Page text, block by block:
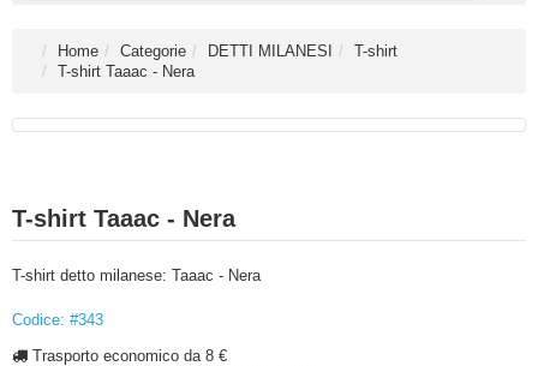
Home Categorie DETTI MILANESI
T-shirt
T-shirt Taaac - Nera
T-shirt Taaac - Nera
T-shirt detto milanese: Taaac - Nera
Codice: #343
Trasporto economico da 8 €